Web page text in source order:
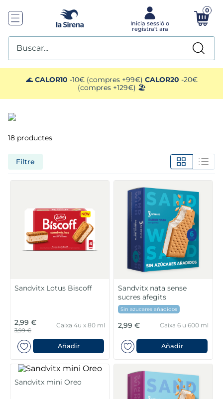
0
Buscar...
🌊 CALOR10 -10€ (compres +99€) CALOR20 -20€
(compres +129€) 🏖️
18 productes
Filtre
Sandvitx Lotus Biscoff
2,99 €
3,99 €
Caixa 4u x 80 ml
Añadir
Sandvitx nata sense
sucres afegits
Sin azucares añadidos
2,99 € Caixa 6 u 600 ml
Añadir
Sandvitx mini Oreo
TOP SEARCHES
1. helados sirena
4. gamba
croquetas
canelones
10. pollo